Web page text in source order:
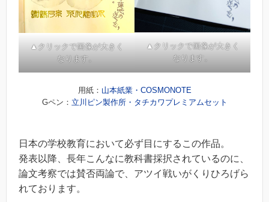
▲クリックで画像が大きく
なります。
▲クリックで画像が大きく
なります。
用紙： 山本紙業・COSMONOTE
Gペン： 立川ピン製作所・タチカワプレミアムセット
日本の学校教育において必ず目にするこの作品。
発表以降、長年こんなに教科書採択されているのに、
論文考察では賛否両論で、アツイ戦いがくりひろげら
れております。